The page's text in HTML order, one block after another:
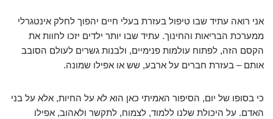
אני רואה עתיד שבו טיפול בעזרת בעלי חיים יהפוך לחלק אינטגרלי
ממערכת הבריאות והחינוך. עתיד שבו יותר ילדים יזכו לחוות את
הקסם הזה, לפתוח עולמות פנימיים, ולבנות גשרים לעולם הסובב
אותם – בעזרת חברים על ארבע, שש או אפילו שמונה.
כי בסופו של יום, הסיפור האמיתי כאן הוא לא על החיות, אלא על בני
האדם. על היכולת שלנו ללמוד, לצמוח, לתקשר ולאהוב, אפילו